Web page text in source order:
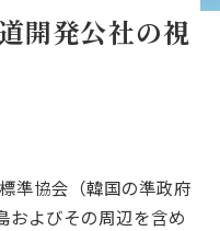
開発公社の視
準協会（韓国の準政府
およびその周辺を含め